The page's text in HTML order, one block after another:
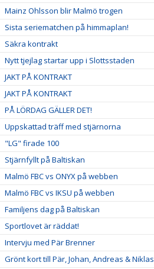
Mainz Ohlsson blir Malmö trogen
Sista seriematchen på himmaplan!
Säkra kontrakt
Nytt tjejlag startar upp i Slottsstaden
JAKT PÅ KONTRAKT
JAKT PÅ KONTRAKT
PÅ LÖRDAG GÄLLER DET!
Uppskattad träff med stjärnorna
"LG" firade 100
Stjärnfyllt på Baltiskan
Malmö FBC vs ONYX på webben
Malmö FBC vs IKSU på webben
Familjens dag på Baltiskan
Sportlovet är räddat!
Intervju med Pär Brenner
Grönt kort till Pär, Johan, Andreas & Niklas